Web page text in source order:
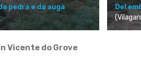
pedra e da auga
Del
Vicente do Grove